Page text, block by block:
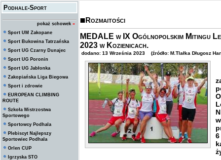
Podhale-Sport
pokaż schowek »
Sport UM Zakopane
Sport Bukowina Tatrzańska
Sport UG Czarny Dunajec
Sport UG Poronin
Sport UG Jabłonka
Zakopiańska Liga Biegowa
Sport i zdrowie
EUROPEAN CLIMBING
ROUTE
Szkoła Mistrzostwa
Sportowego
Sportowcy Podhala
Plebiscyt Najlepszy
Sportowiec Podhala
Orlen CUP
Igrzyska STO
Rozmaitości
MEDALE w IX Ogólnopolskim Mitingu
2023 w Kozienicach.
dodano: 13 Września 2023 (źródło: M.Tlałka Długosz